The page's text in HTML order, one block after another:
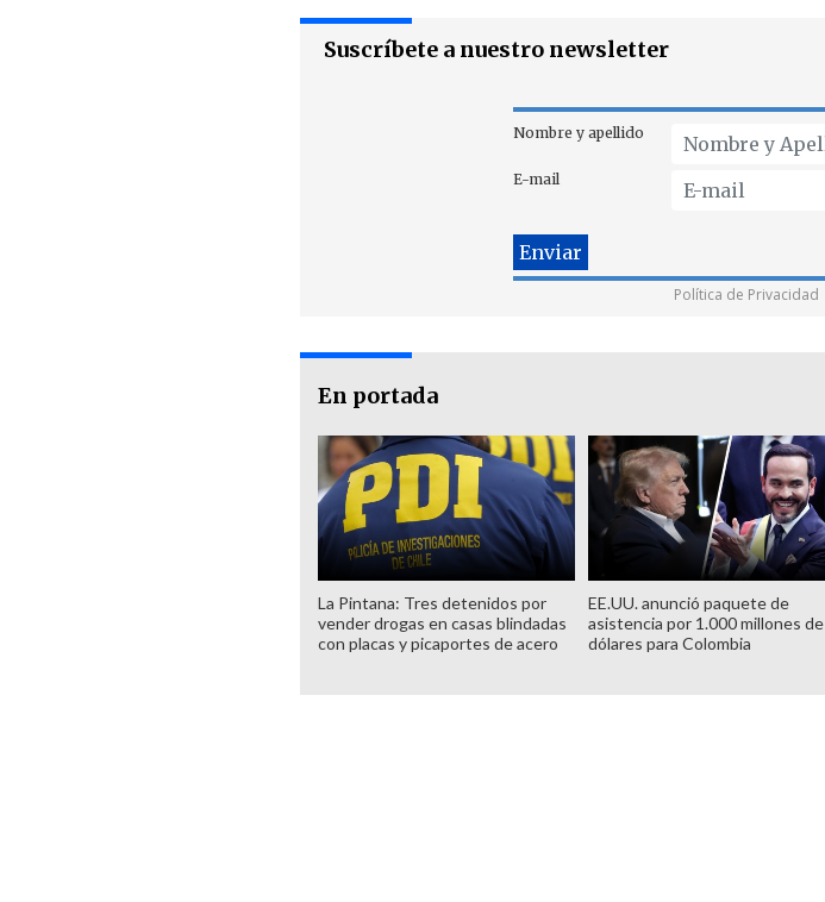
Suscríbete a nuestro newsletter
Nombre y apellido
E-mail
Política de Privacidad
En portada
La Pintana: Tres detenidos por
vender drogas en casas blindadas
con placas y picaportes de acero
EE.UU. anunció paquete de
asistencia por 1.000 millones de
dólares para Colombia